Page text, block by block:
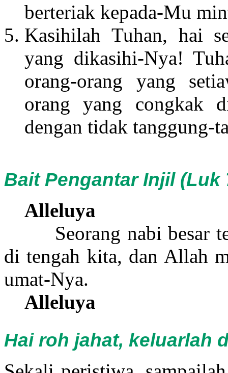
berteriak kepada-Mu
Kasihilah Tuhan, hai
yang dikasihi-Nya!
orang-orang yang
orang yang congkak
dengan tidak tanggung-
Bait Pengantar Injil (Luk
Alleluya
Seorang nabi besar
di tengah kita, dan Allah
umat-Nya.
Alleluya
Hai roh jahat, keluarlah